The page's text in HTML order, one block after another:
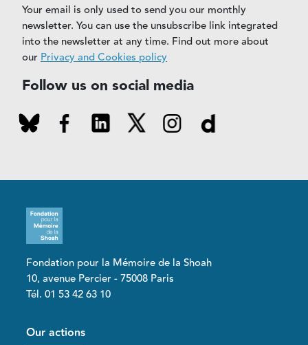
Your email is only used to send you our monthly
newsletter. You can use the unsubscribe link integrated
into the newsletter at any time. Find out more about
our Privacy and Cookies policy
Follow us on social media
Fondation pour la Mémoire de la Shoah
10, avenue Percier - 75008 Paris
Tél. 01 53 42 63 10
Pied de page
Our actions